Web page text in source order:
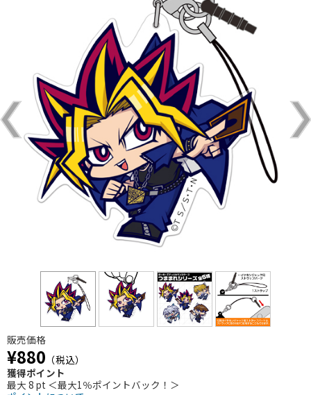
販売価格
¥880 （税込）
獲得ポイント
最大 8 pt ＜最大1％ポイントバック！＞